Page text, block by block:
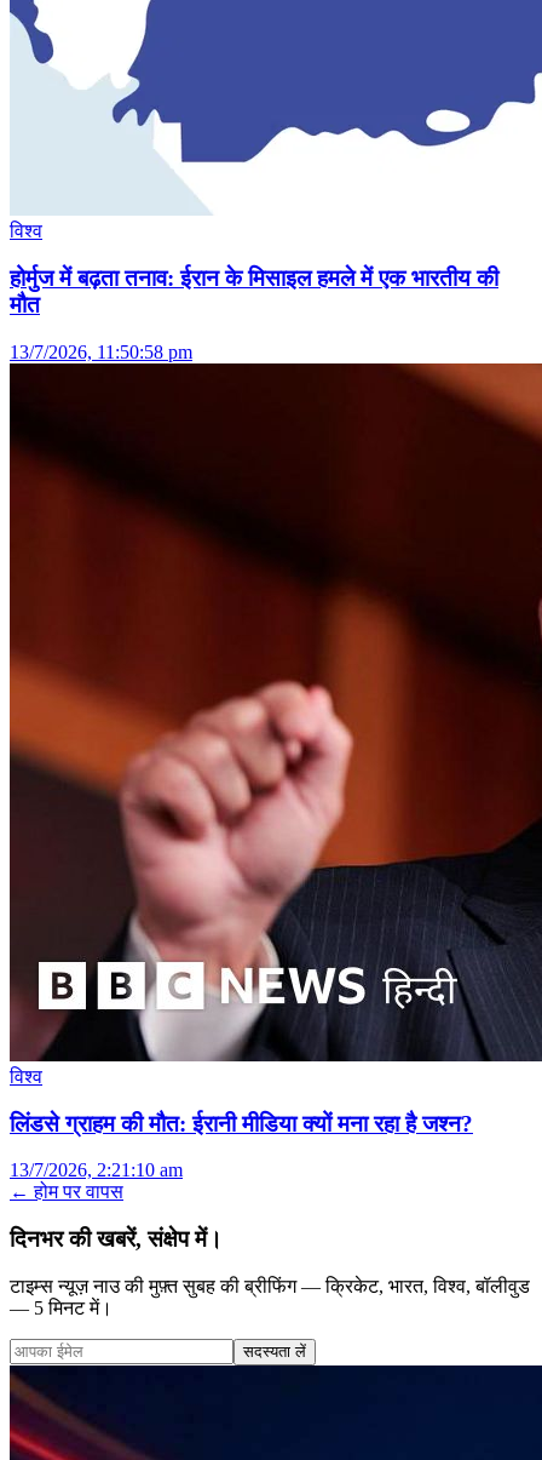
विश्व
होर्मुज में बढ़ता तनाव: ईरान के मिसाइल हमले में एक भारतीय की
मौत
13/7/2026, 11:50:58 pm
विश्व
लिंडसे ग्राहम की मौत: ईरानी मीडिया क्यों मना रहा है जश्न?
13/7/2026, 2:21:10 am
← होम पर वापस
दिनभर की खबरें, संक्षेप में।
टाइम्स न्यूज़ नाउ की मुफ़्त सुबह की ब्रीफिंग — क्रिकेट, भारत, विश्व, बॉलीवुड
— 5 मिनट में।
सदस्यता लें